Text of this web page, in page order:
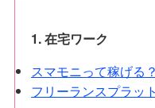
1. 在宅ワーク
スマモニって稼げる？
フリーランスプラッ